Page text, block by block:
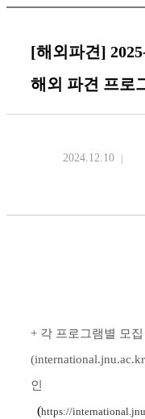
[해외파견]
해외 파견 프로
2024.12.10
+ 각 프로그램별 모
인
(https://